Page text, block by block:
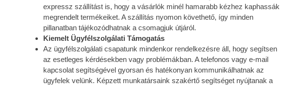
expressz szállítást is, hogy a vásárlók minél hamarabb kézhez kaphassák
megrendelt termékeiket. A szállítás nyomon követhető, így minden
pillanatban tájékozódhatnak a csomagjuk útjáról.
Kiemelt Ügyfélszolgálati Támogatás
Az ügyfélszolgálati csapatunk mindenkor rendelkezésre áll, hogy segítsen
az esetleges kérdésekben vagy problémákban. A telefonos vagy e-mail
kapcsolat segítségével gyorsan és hatékonyan kommunikálhatnak az
ügyfelek velünk. Képzett munkatársaink szakértő segítséget nyújtanak a